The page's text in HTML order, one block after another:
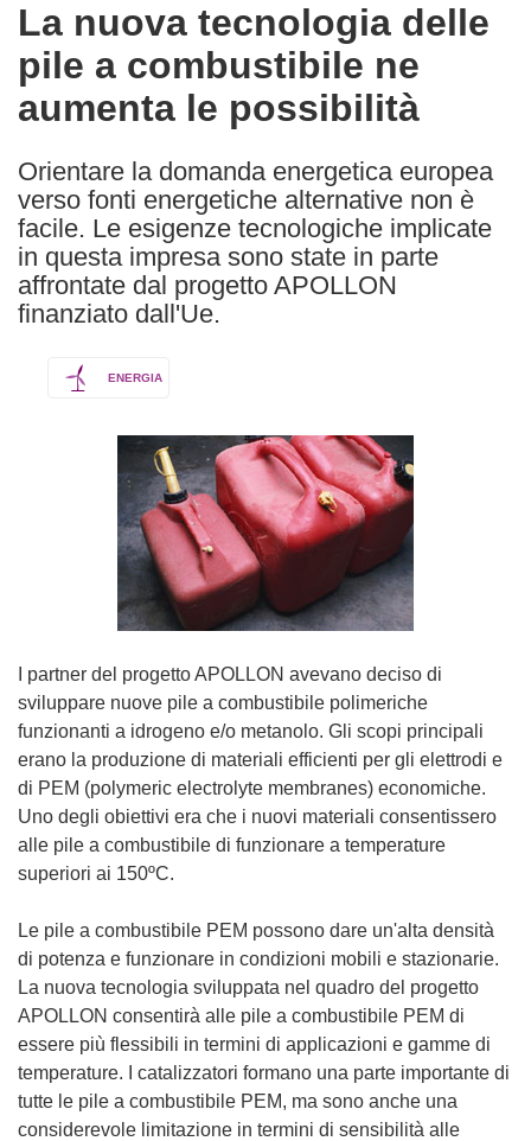
the
following
languages:
La nuova tecnologia delle
pile a combustibile ne
aumenta le possibilità
Orientare la domanda energetica europea
verso fonti energetiche alternative non è
facile. Le esigenze tecnologiche implicate
in questa impresa sono state in parte
affrontate dal progetto APOLLON
finanziato dall'Ue.
ENERGIA
I partner del progetto APOLLON avevano deciso di
sviluppare nuove pile a combustibile polimeriche
funzionanti a idrogeno e/o metanolo. Gli scopi principali
erano la produzione di materiali efficienti per gli elettrodi e
di PEM (polymeric electrolyte membranes) economiche.
Uno degli obiettivi era che i nuovi materiali consentissero
alle pile a combustibile di funzionare a temperature
superiori ai 150ºC.
Le pile a combustibile PEM possono dare un'alta densità
di potenza e funzionare in condizioni mobili e stazionarie.
La nuova tecnologia sviluppata nel quadro del progetto
APOLLON consentirà alle pile a combustibile PEM di
essere più flessibili in termini di applicazioni e gamme di
temperature. I catalizzatori formano una parte importante di
tutte le pile a combustibile PEM, ma sono anche una
considerevole limitazione in termini di sensibilità alle